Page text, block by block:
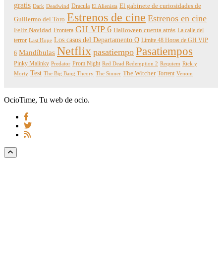
gratis Dark Deadwind Dracula El Alienista El gabinete de curiosidades de
Guillermo del Toro Estrenos de cine Estrenos en cine
Feliz Navidad Frontera GH VIP 6 Halloween cuenta atrás La calle del
terror Last Hope Los casos del Departamento Q Límite 48 Horas de GH VIP
6 Mandíbulas Netflix pasatiempo Pasatiempos
Pinky Malinky Predator Prom Night Red Dead Redemption 2 Requiem Rick y
Morty Test The Big Bang Theory The Sinner The Witcher Torrent Venom
OcioTime, Tu web de ocio.